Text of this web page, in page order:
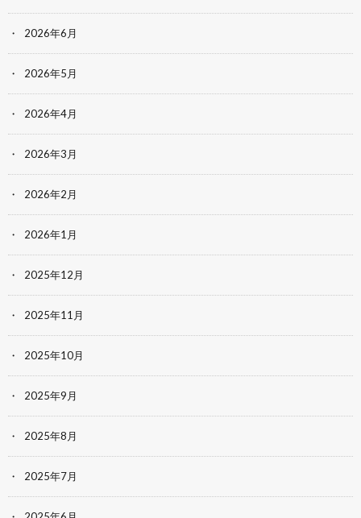
2026年6月
2026年5月
2026年4月
2026年3月
2026年2月
2026年1月
2025年12月
2025年11月
2025年10月
2025年9月
2025年8月
2025年7月